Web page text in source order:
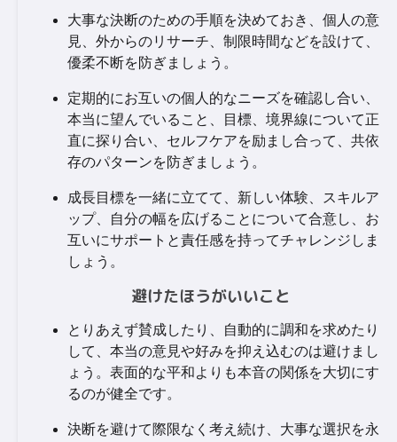
大事な決断のための手順を決めておき、個人の意
見、外からのリサーチ、制限時間などを設けて、
優柔不断を防ぎましょう。
定期的にお互いの個人的なニーズを確認し合い、
本当に望んでいること、目標、境界線について正
直に探り合い、セルフケアを励まし合って、共依
存のパターンを防ぎましょう。
成長目標を一緒に立てて、新しい体験、スキルア
ップ、自分の幅を広げることについて合意し、お
互いにサポートと責任感を持ってチャレンジしま
しょう。
避けたほうがいいこと
とりあえず賛成したり、自動的に調和を求めたり
して、本当の意見や好みを抑え込むのは避けまし
ょう。表面的な平和よりも本音の関係を大切にす
るのが健全です。
決断を避けて際限なく考え続け、大事な選択を永